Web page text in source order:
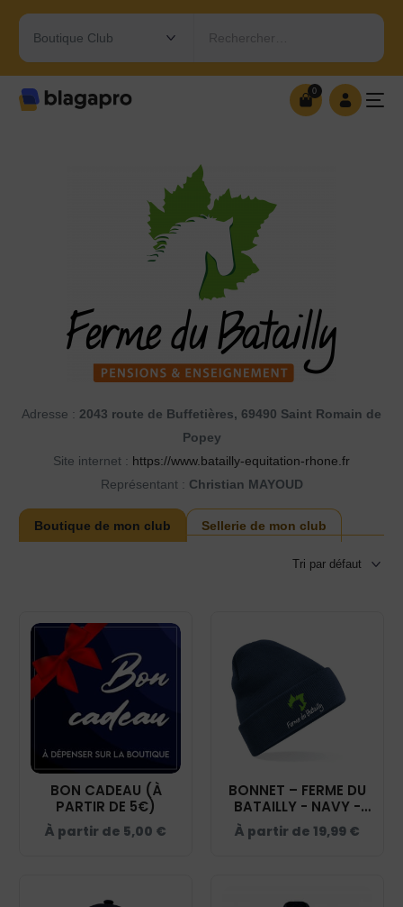
Rechercher…
0
Adresse : 2043 route de Buffetières, 69490 Saint Romain de
Popey
Site internet : https://www.batailly-equitation-rhone.fr
Représentant : Christian MAYOUD
Boutique de mon club Sellerie de mon club
BON CADEAU (À
PARTIR DE 5€)
À partir de 5,00 €
BONNET – FERME DU
BATAILLY - NAVY -
BF045
À partir de 19,99 €